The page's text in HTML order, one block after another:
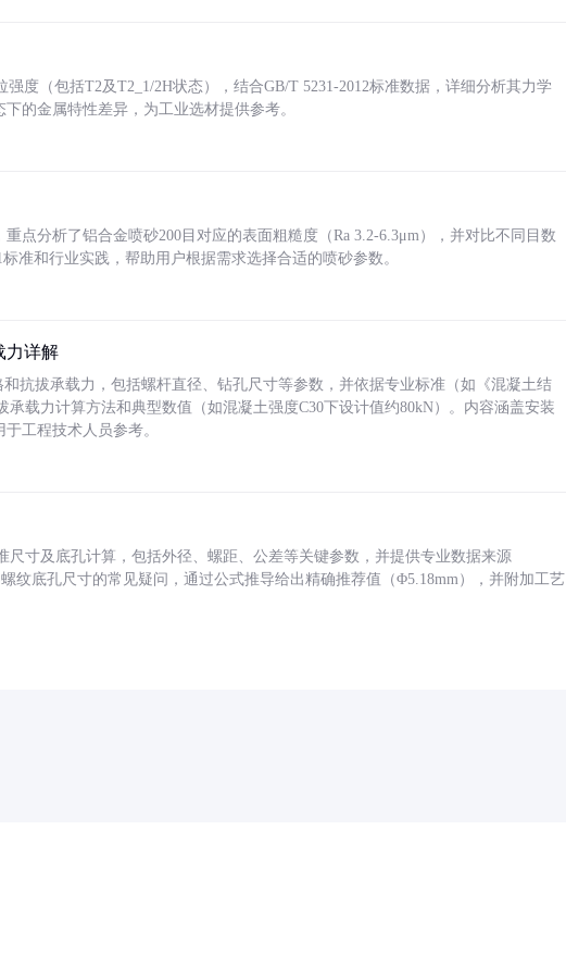
度（包括T2及T2_1/2H状态），结合GB/T 5231-2012标准数据，详细分析其力学
的金属特性差异，为工业选材提供参考。
点分析了铝合金喷砂200目对应的表面粗糙度（Ra 3.2-6.3μm），并对比不同目数
准和行业实践，帮助用户根据需求选择合适的喷砂参数。
力详解
抗拔承载力，包括螺杆直径、钻孔尺寸等参数，并依据专业标准（如《混凝土结
承载力计算方法和典型数值（如混凝土强度C30下设计值约80kN）。内容涵盖安装
工程技术人员参考。
尺寸及底孔计算，包括外径、螺距、公差等关键参数，并提供专业数据来源
螺纹底孔尺寸的常见疑问，通过公式推导给出精确推荐值（Φ5.18mm），并附加工艺